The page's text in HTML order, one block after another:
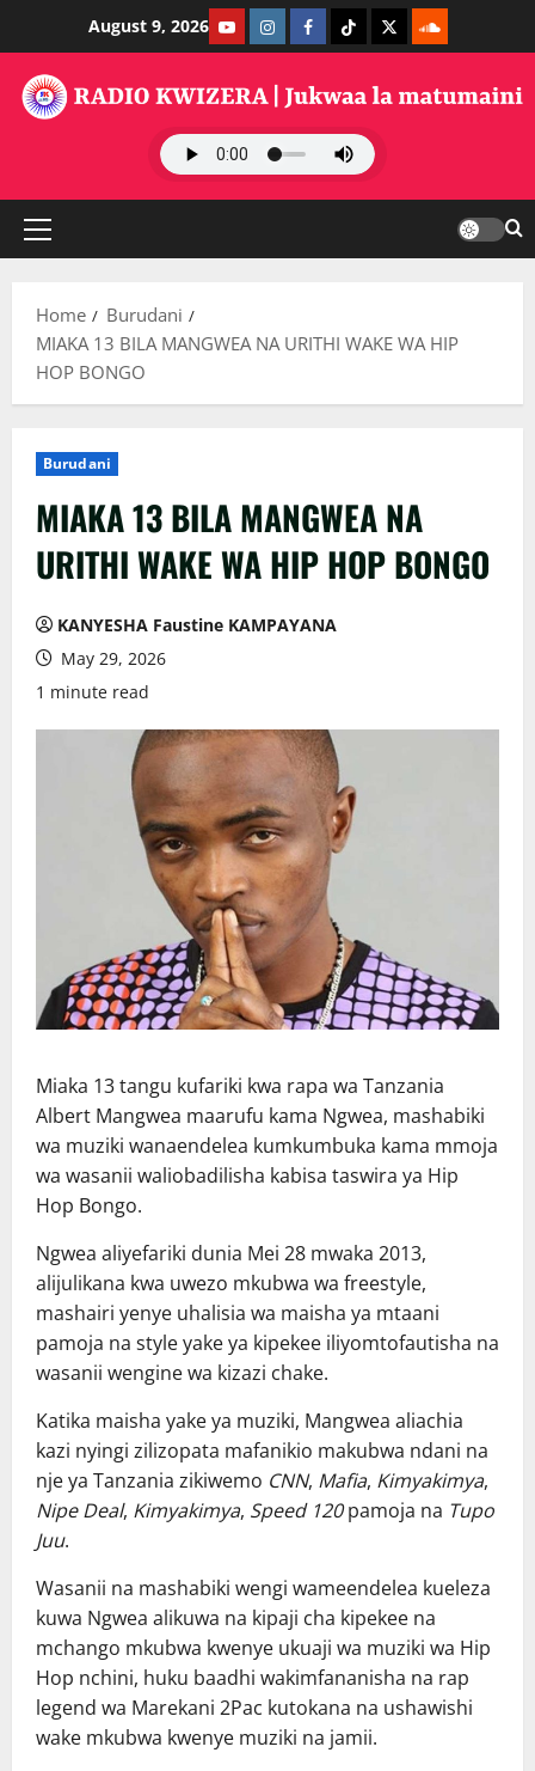
content
August 9, 2026 YoutubeInstagramFacebook
TikTokTwitterSoundClauds
Primary
Home
Burudani
MIAKA 13 BILA MANGWEA NA URITHI WAKE WA HIP
HOP BONGO
Burudani
MIAKA 13 BILA MANGWEA NA
URITHI WAKE WA HIP HOP BONGO
KANYESHA Faustine KAMPAYANA
May 29, 2026
1 minute read
Miaka 13 tangu kufariki kwa rapa wa Tanzania
Albert Mangwea maarufu kama Ngwea, mashabiki
wa muziki wanaendelea kumkumbuka kama mmoja
wa wasanii waliobadilisha kabisa taswira ya Hip
Hop Bongo.
Ngwea aliyefariki dunia Mei 28 mwaka 2013,
alijulikana kwa uwezo mkubwa wa freestyle,
mashairi yenye uhalisia wa maisha ya mtaani
pamoja na style yake ya kipekee iliyomtofautisha na
wasanii wengine wa kizazi chake.
Katika maisha yake ya muziki, Mangwea aliachia
kazi nyingi zilizopata mafanikio makubwa ndani na
nje ya Tanzania zikiwemo CNN, Mafia, Kimyakimya,
Nipe Deal, Kimyakimya, Speed 120pamoja na Tupo
Juu.
Wasanii na mashabiki wengi wameendelea kueleza
kuwa Ngwea alikuwa na kipaji cha kipekee na
mchango mkubwa kwenye ukuaji wa muziki wa Hip
Hop nchini, huku baadhi wakimfananisha na rap
legend wa Marekani 2Pac kutokana na ushawishi
wake mkubwa kwenye muziki na jamii.